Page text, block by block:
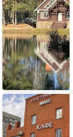
Гостиница
Макс